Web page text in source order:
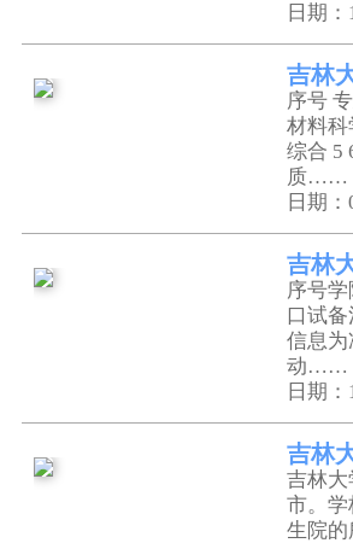
日期
吉林
序号
材料
综合 5
质……
日期
吉林
序号
口试
信息
动……
日期
吉林
吉林
市。
生院